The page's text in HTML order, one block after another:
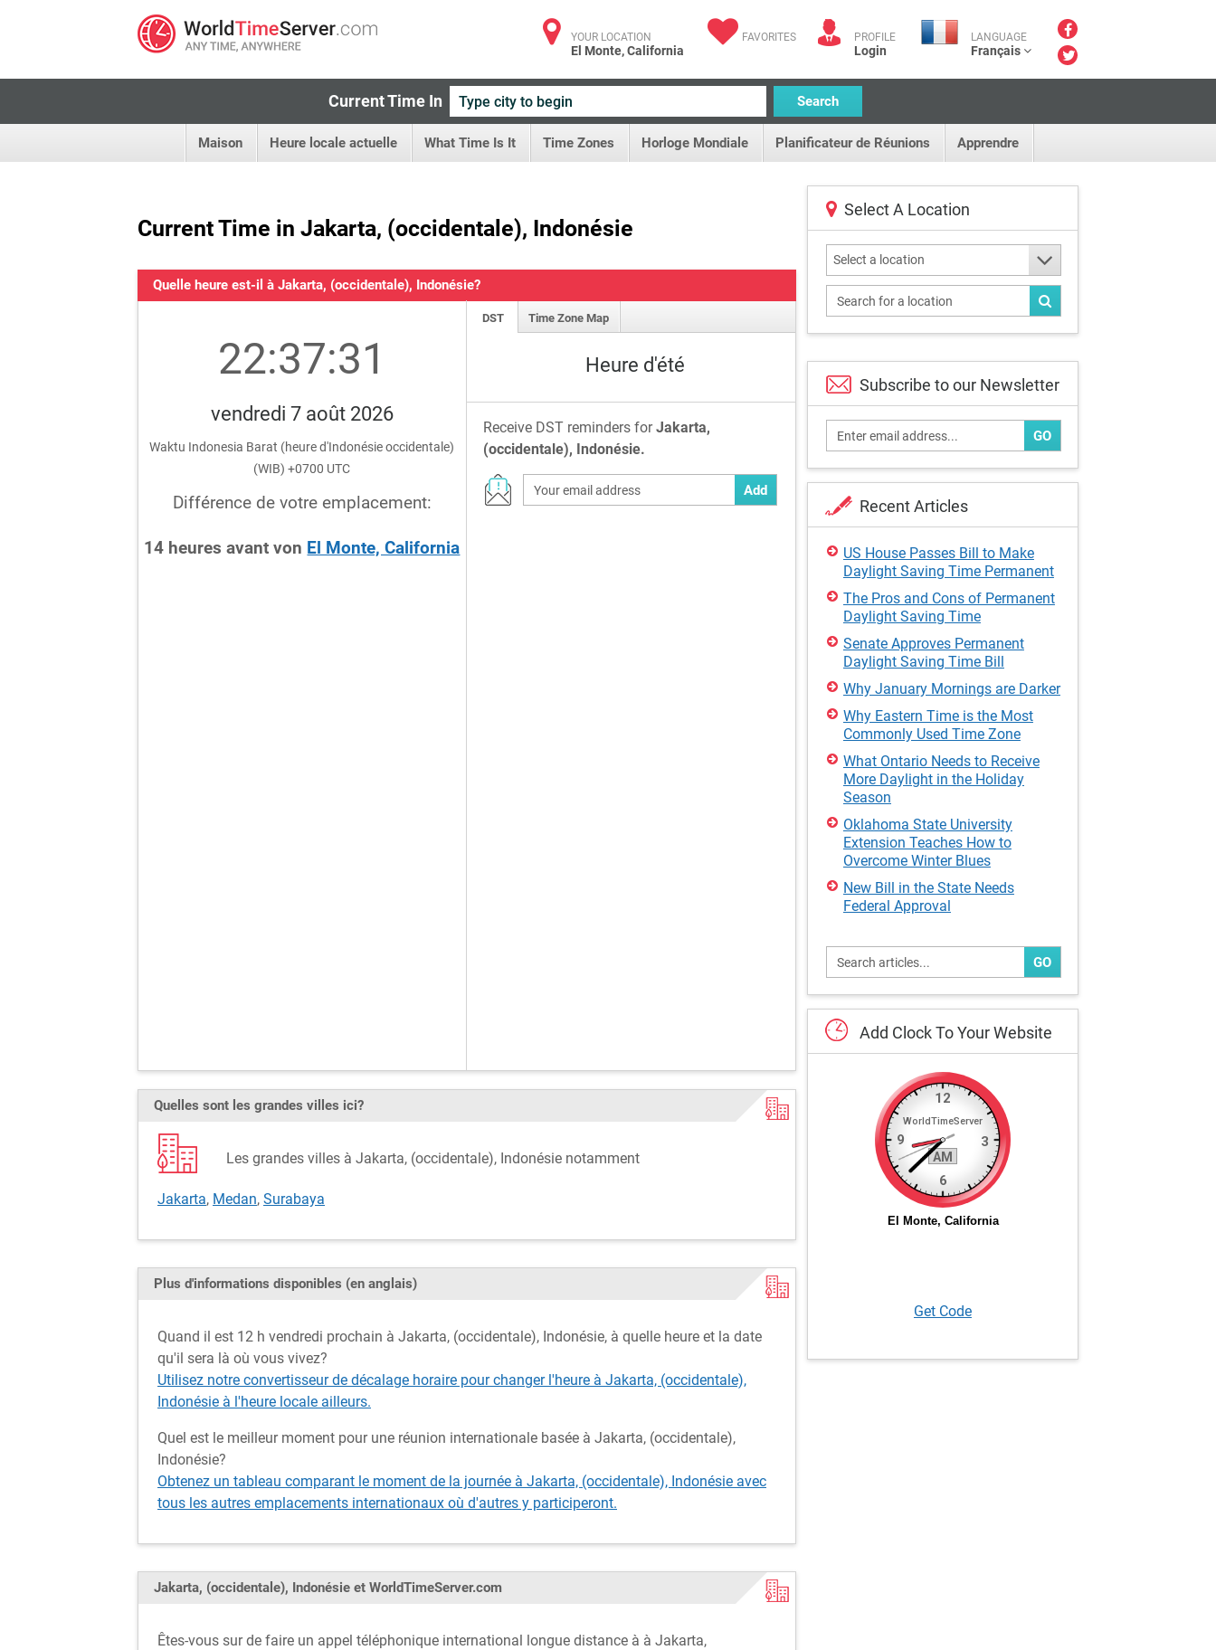
YOUR LOCATION
El Monte, California
FAVORITES PROFILE
Login
LANGUAGE
Français
Current Time In Search
Maison Heure locale actuelle What Time Is It Time Zones Horloge Mondiale Planificateur de Réunions Apprendre
Current Time in Jakarta, (occidentale), Indonésie
Quelle heure est-il à Jakarta, (occidentale), Indonésie?
22:37:31
vendredi 7 août 2026
Waktu Indonesia Barat (heure d'Indonésie occidentale)
(WIB) +0700 UTC
Différence de votre emplacement:
14 heures avant von El Monte, California
DST Time Zone Map
Heure d'été
Receive DST reminders forJakarta,
(occidentale), Indonésie.
Add
Quelles sont les grandes villes ici?
Les grandes villes à Jakarta, (occidentale), Indonésie notamment
Jakarta, Medan, Surabaya
Plus d'informations disponibles (en anglais)
Quand il est 12 h vendredi prochain à Jakarta, (occidentale), Indonésie, à quelle heure et la date
qu'il sera là où vous vivez?
Utilisez notre convertisseur de décalage horaire pour changer l'heure à Jakarta, (occidentale),
Indonésie à l'heure locale ailleurs.
Quel est le meilleur moment pour une réunion internationale basée à Jakarta, (occidentale),
Indonésie?
Obtenez un tableau comparant le moment de la journée à Jakarta, (occidentale), Indonésie avec
tous les autres emplacements internationaux où d'autres y participeront.
Jakarta, (occidentale), Indonésie et WorldTimeServer.com
Êtes-vous sur de faire un appel téléphonique international longue distance à à Jakarta,
Select A Location
Select a location
Subscribe to our Newsletter
GO
Recent Articles
US House Passes Bill to Make
Daylight Saving Time Permanent
The Pros and Cons of Permanent
Daylight Saving Time
Senate Approves Permanent
Daylight Saving Time Bill
Why January Mornings are Darker
Why Eastern Time is the Most
Commonly Used Time Zone
What Ontario Needs to Receive
More Daylight in the Holiday
Season
Oklahoma State University
Extension Teaches How to
Overcome Winter Blues
New Bill in the State Needs
Federal Approval
GO
Add ClockToYourWebsite
Get Code